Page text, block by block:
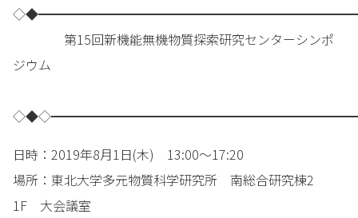
第15回新機能無機物質探索研究センターシンポ
ジウム
日時：2019年8月1日(木) 13:00～17:20
場所：東北大学多元物質科学研究所 南総合研究棟2
1F 大会議室